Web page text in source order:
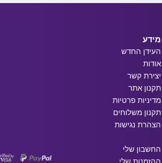
מידע
העידן החדש
אודות
יצירת קשר
תקנון אתר
מדיניות פרטיות
תקנון משלוחים
הצהרת נגישות
החשבון שלי